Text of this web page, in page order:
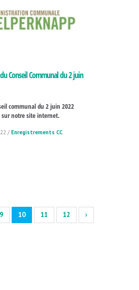
Conseil Communal du 2 juin
communal du 2 juin 2022
notre site internet.
/ Enregistrements CC
9 10 11 12 ›